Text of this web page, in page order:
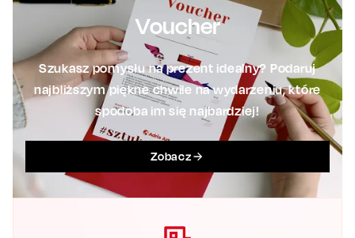
Voucher
Szukasz pomysłu na prezent idealny? Podaruj
najbliższym piękne chwile na wydarzeniu, które
spodoba im się najbardziej!
Zobacz